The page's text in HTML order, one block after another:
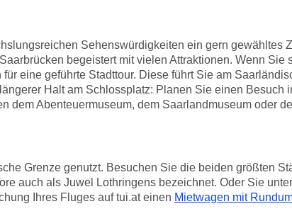
Sehenswürdigkeiten ein gern gewähltes
begeistert mit vielen Attraktionen. Wenn Sie
eine geführte Stadttour. Diese führt Sie am
Halt am Schlossplatz: Planen Sie einen Besuch
dem Abenteuermuseum, dem Saarlandmuseum oder
Grenze genutzt. Besuchen Sie die beiden größten
auch als Juwel Lothringens bezeichnet. Oder Sie
Ihres Fluges auf tui.at einen Mietwagen mit